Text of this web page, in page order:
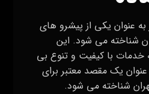
به عنوان یکی از پیشرو های
شناخته می‌ شود. این
خدمات با کیفیت و تنوع بی‌
عنوان یک مقصد معتبر برای
شناخته می‌ شود.